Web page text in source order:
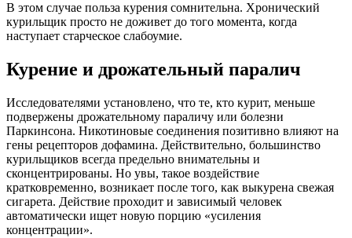
В этом случае польза курения сомнительна. Хронический
курильщик просто не доживет до того момента, когда
наступает старческое слабоумие.
Курение и дрожательный паралич
Исследователями установлено, что те, кто курит, меньше
подвержены дрожательному параличу или болезни
Паркинсона. Никотиновые соединения позитивно влияют на
гены рецепторов дофамина. Действительно, большинство
курильщиков всегда предельно внимательны и
сконцентрированы. Но увы, такое воздействие
кратковременно, возникает после того, как выкурена свежая
сигарета. Действие проходит и зависимый человек
автоматически ищет новую порцию «усиления
концентрации».